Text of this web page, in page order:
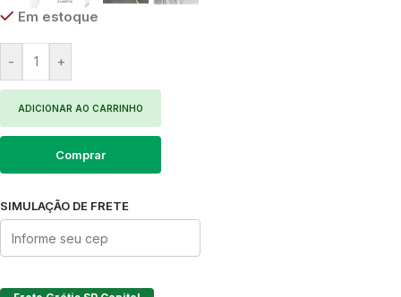
Em estoque
- +
ADICIONAR AO CARRINHO
Comprar
SIMULAÇÃO DE FRETE